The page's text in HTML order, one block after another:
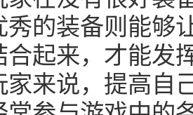
秀的装备则能够
合起来，才能发
家来说，提高自